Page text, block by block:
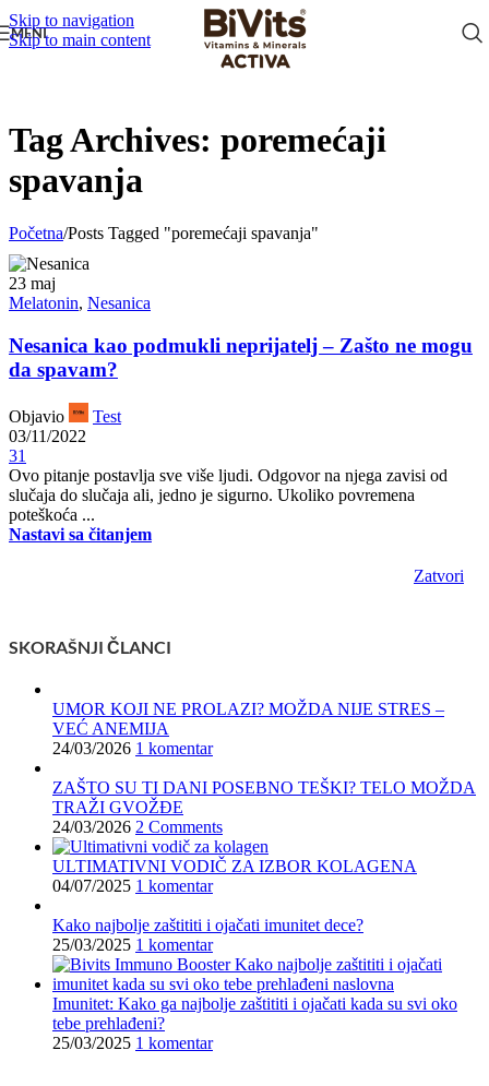
Skip to navigation
Skip to main content
MENI
Tag Archives: poremećaji
spavanja
Početna/Posts Tagged "poremećaji spavanja"
23 maj
Melatonin, Nesanica
Nesanica kao podmukli neprijatelj – Zašto ne mogu
da spavam?
Objavio
Test
03/11/2022
31
Ovo pitanje postavlja sve više ljudi. Odgovor na njega zavisi od
slučaja do slučaja ali, jedno je sigurno. Ukoliko povremena
poteškoća ...
Nastavi sa čitanjem
Zatvori
SKORAŠNJI ČLANCI
UMOR KOJI NE PROLAZI? MOŽDA NIJE STRES –
VEĆ ANEMIJA
24/03/2026 1 komentar
ZAŠTO SU TI DANI POSEBNO TEŠKI? TELO MOŽDA
TRAŽI GVOŽĐE
24/03/2026 2 Comments
ULTIMATIVNI VODIČ ZA IZBOR KOLAGENA
04/07/2025 1 komentar
Kako najbolje zaštititi i ojačati imunitet dece?
25/03/2025 1 komentar
Imunitet: Kako ga najbolje zaštititi i ojačati kada su svi oko
tebe prehlađeni?
25/03/2025 1 komentar